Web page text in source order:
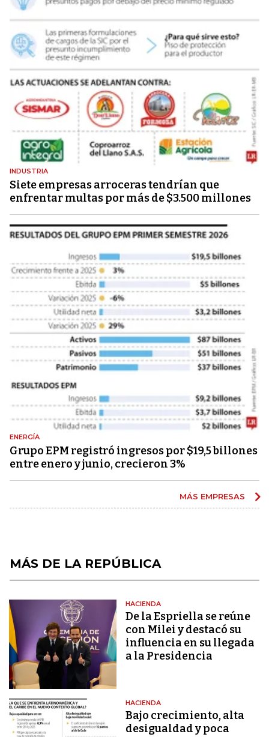
INDUSTRIA
Siete empresas arroceras tendrían que
enfrentar multas por más de $3.500 millones
ENERGÍA
Grupo EPM registró ingresos por $19,5 billones
entre enero y junio, crecieron 3%
MÁS EMPRESAS
MÁS DE LA REPÚBLICA
HACIENDA
De la Espriella se reúne
con Milei y destacó su
influencia en su llegada
a la Presidencia
HACIENDA
Bajo crecimiento, alta
desigualdad y poca